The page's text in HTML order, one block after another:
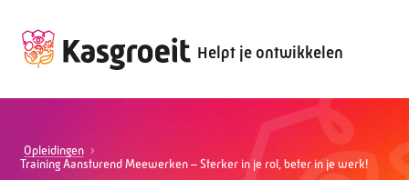
Helpt je ontwikkelen
Opleidingen
Training Aansturend Meewerken – Sterker in je rol, beter in je werk!